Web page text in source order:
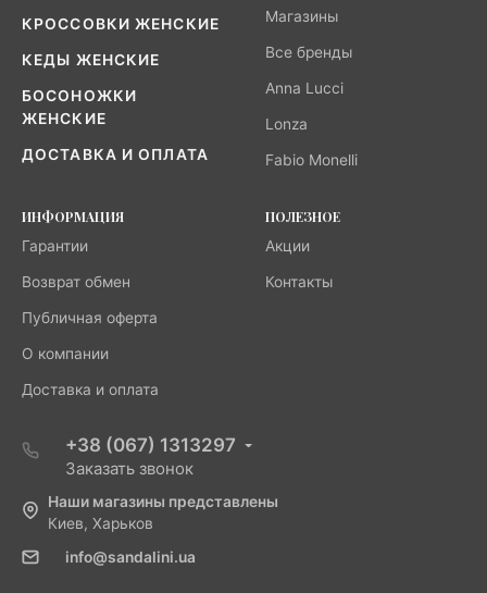
КРОССОВКИ ЖЕНСКИЕ
КЕДЫ ЖЕНСКИЕ
БОСОНОЖКИ
ЖЕНСКИЕ
ДОСТАВКА И ОПЛАТА
Магазины
Все бренды
Anna Lucci
Lonza
Fabio Monelli
ИНФОРМАЦИЯ
Гарантии
Возврат обмен
Публичная оферта
О компании
Доставка и оплата
ПОЛЕЗНОЕ
Акции
Контакты
+38 (067) 1313297
Заказать звонок
Наши магазины представлены
Киев, Харьков
info@sandalini.ua